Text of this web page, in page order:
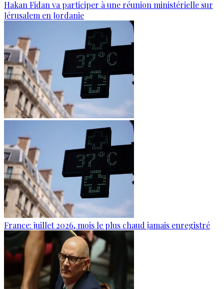
Hakan Fidan va participer à une réunion ministérielle sur
Jérusalem en Jordanie
France: juillet 2026, mois le plus chaud jamais enregistré